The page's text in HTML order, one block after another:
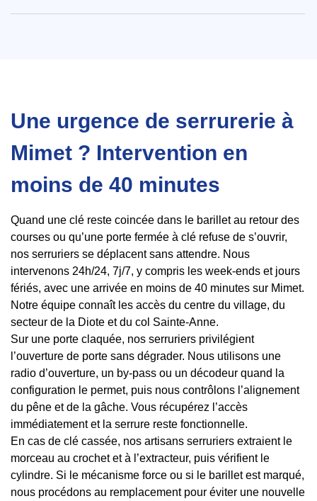
Une urgence de serrurerie à
Mimet ? Intervention en
moins de 40 minutes
Quand une clé reste coincée dans le barillet au retour des
courses ou qu’une porte fermée à clé refuse de s’ouvrir,
nos serruriers se déplacent sans attendre. Nous
intervenons 24h/24, 7j/7, y compris les week-ends et jours
fériés, avec une arrivée en moins de 40 minutes sur Mimet.
Notre équipe connaît les accès du centre du village, du
secteur de la Diote et du col Sainte-Anne.
Sur une porte claquée, nos serruriers privilégient
l’ouverture de porte sans dégrader. Nous utilisons une
radio d’ouverture, un by-pass ou un décodeur quand la
configuration le permet, puis nous contrôlons l’alignement
du pêne et de la gâche. Vous récupérez l’accès
immédiatement et la serrure reste fonctionnelle.
En cas de clé cassée, nos artisans serruriers extraient le
morceau au crochet et à l’extracteur, puis vérifient le
cylindre. Si le mécanisme force ou si le barillet est marqué,
nous procédons au remplacement pour éviter une nouvelle